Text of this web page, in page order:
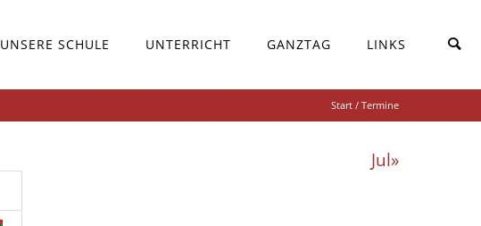
UNSERE SCHULE UNTERRICHT GANZTAG LINKS
Start / Termine
Jul»